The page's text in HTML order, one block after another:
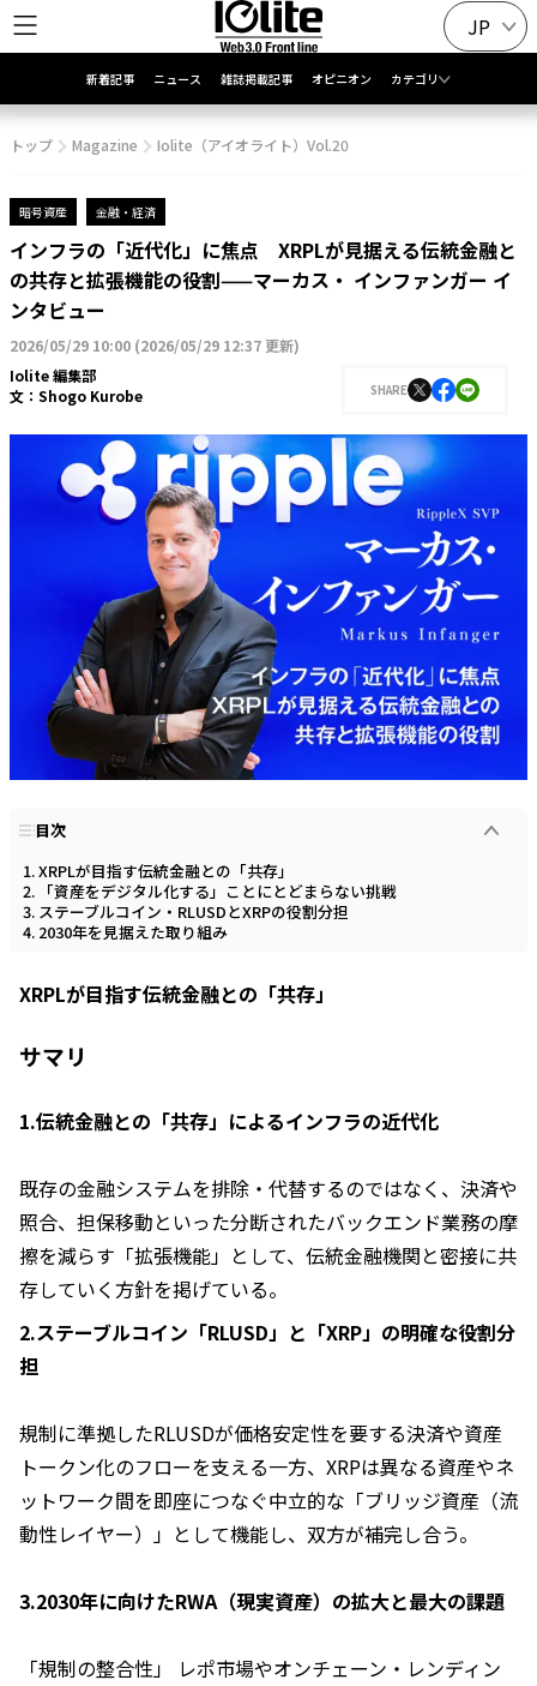
JP
新着記事 ニュース 雑誌掲載記事 オピニオン カテゴリ
トップ Magazine Iolite（アイオライト）Vol.20
暗号資産 金融・経済
インフラの「近代化」に焦点 XRPLが見据える伝統金融と
の共存と拡張機能の役割——マーカス・ インファンガー イ
ンタビュー
2026/05/29 10:00 (2026/05/29 12:37 更新)
Iolite 編集部
文： Shogo Kurobe SHARE
目次
XRPLが目指す伝統金融との「共存」
「資産をデジタル化する」ことにとどまらない挑戦
ステーブルコイン・RLUSDとXRPの役割分担
2030年を見据えた取り組み
XRPLが目指す伝統金融との「共存」
サマリ
1.伝統金融との「共存」によるインフラの近代化
既存の金融システムを排除・代替するのではなく、決済や
照合、担保移動といった分断されたバックエンド業務の摩
擦を減らす「拡張機能」として、伝統金融機関と密接に共
存していく方針を掲げている。
2.ステーブルコイン「RLUSD」と「XRP」の明確な役割分
担
規制に準拠したRLUSDが価格安定性を要する決済や資産
トークン化のフローを支える一方、XRPは異なる資産やネ
ットワーク間を即座につなぐ中立的な「ブリッジ資産（流
動性レイヤー）」として機能し、双方が補完し合う。
3.2030年に向けたRWA（現実資産）の拡大と最大の課題
「規制の整合性」 レポ市場やオンチェーン・レンディン